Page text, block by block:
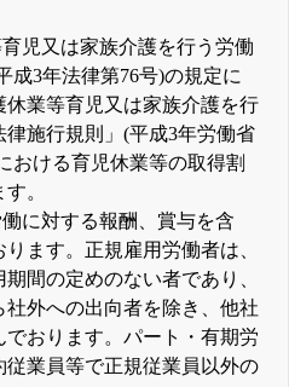
児又は家族介護を行う労働
成3年法律第76号)の規定に
業等育児又は家族介護を行
施行規則」(平成3年労働省
おける育児休業等の取得割
。
に対する報酬、賞与を含
ます。正規雇用労働者は、
間の定めのない者であり、
外への出向者を除き、他社
おります。パート・有期労
業員等で正規従業員以外の